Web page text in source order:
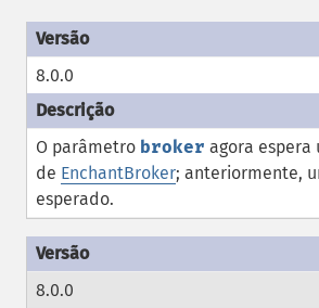
8.0.0
O parâmetro broker agora espera
de EnchantBroker; anteriormente,
esperado.
8.0.0